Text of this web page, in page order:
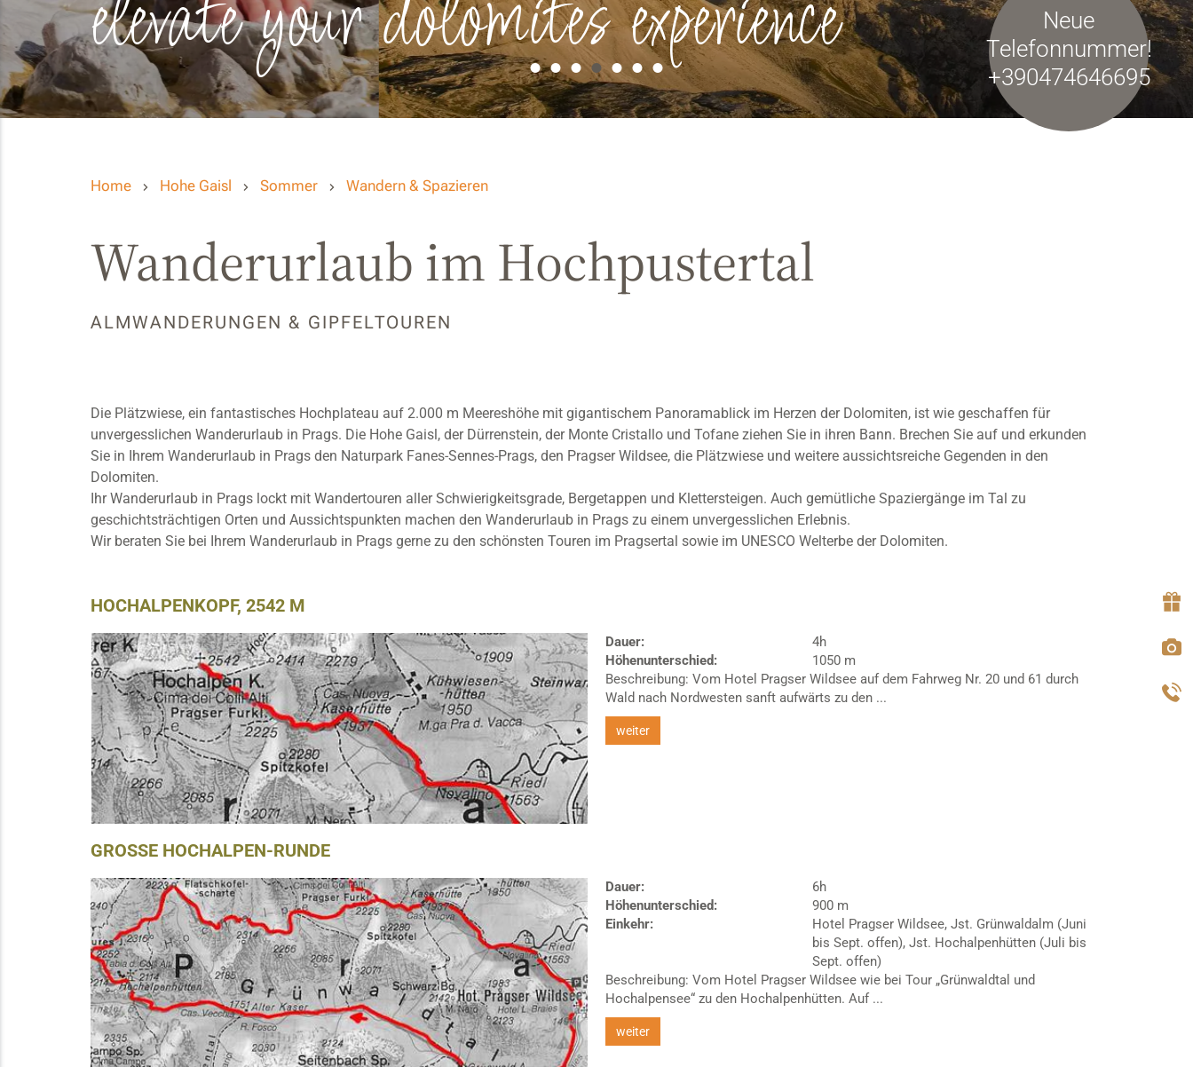
elevate your dolomites experience
Neue
Telefonnummer!
+390474646695
Home Hohe Gaisl Sommer Wandern & Spazieren
Wanderurlaub im Hochpustertal
ALMWANDERUNGEN & GIPFELTOUREN
Die Plätzwiese, ein fantastisches Hochplateau auf 2.000 m Meereshöhe mit gigantischem Panoramablick im Herzen der Dolomiten, ist wie geschaffen für
unvergesslichen Wanderurlaub in Prags. Die Hohe Gaisl, der Dürrenstein, der Monte Cristallo und Tofane ziehen Sie in ihren Bann. Brechen Sie auf und erkunden
Sie in Ihrem Wanderurlaub in Prags den Naturpark Fanes-Sennes-Prags, den Pragser Wildsee, die Plätzwiese und weitere aussichtsreiche Gegenden in den
Dolomiten.
Ihr Wanderurlaub in Prags lockt mit Wandertouren aller Schwierigkeitsgrade, Bergetappen und Klettersteigen. Auch gemütliche Spaziergänge im Tal zu
geschichtsträchtigen Orten und Aussichtspunkten machen den Wanderurlaub in Prags zu einem unvergesslichen Erlebnis.
Wir beraten Sie bei Ihrem Wanderurlaub in Prags gerne zu den schönsten Touren im Pragsertal sowie im UNESCO Welterbe der Dolomiten.
HOCHALPENKOPF, 2542 M
Dauer:
4h
Höhenunterschied:
1050 m
Beschreibung: Vom Hotel Pragser Wildsee auf dem Fahrweg Nr. 20 und 61 durch
Wald nach Nordwesten sanft aufwärts zu den ...
weiter
GROSSE HOCHALPEN-RUNDE
Dauer:
6h
Höhenunterschied:
900 m
Einkehr:
Hotel Pragser Wildsee, Jst. Grünwaldalm (Juni
bis Sept. offen), Jst. Hochalpenhütten (Juli bis
Sept. offen)
Beschreibung: Vom Hotel Pragser Wildsee wie bei Tour „Grünwaldtal und
Hochalpensee“ zu den Hochalpenhütten. Auf ...
weiter